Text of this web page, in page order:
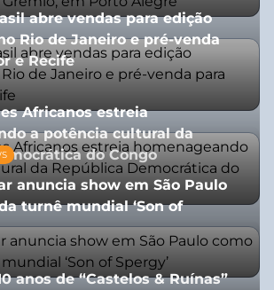
abre vendas para edição
Rio de Janeiro e pré-venda
e Recife
Africanos estreia
a potência cultural da
do Congo
anuncia show em São Paulo
turnê mundial ‘Son of
anos de “Castelos & Ruínas”